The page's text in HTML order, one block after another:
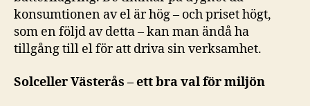
konsumtionen av el är hög – och priset högt,
som en följd av detta – kan man ändå ha
tillgång till el för att driva sin verksamhet.
Solceller Västerås – ett bra val för miljön